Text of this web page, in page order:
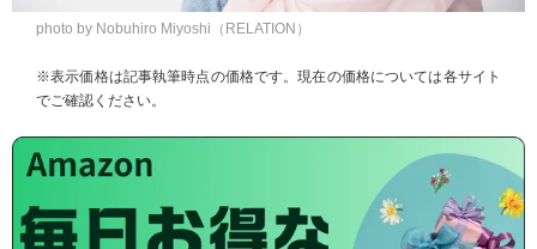
photo by Nobuhiro Miyoshi（RELATION）
※表示価格は記事執筆時点の価格です。現在の価格については各サイト
でご確認ください。